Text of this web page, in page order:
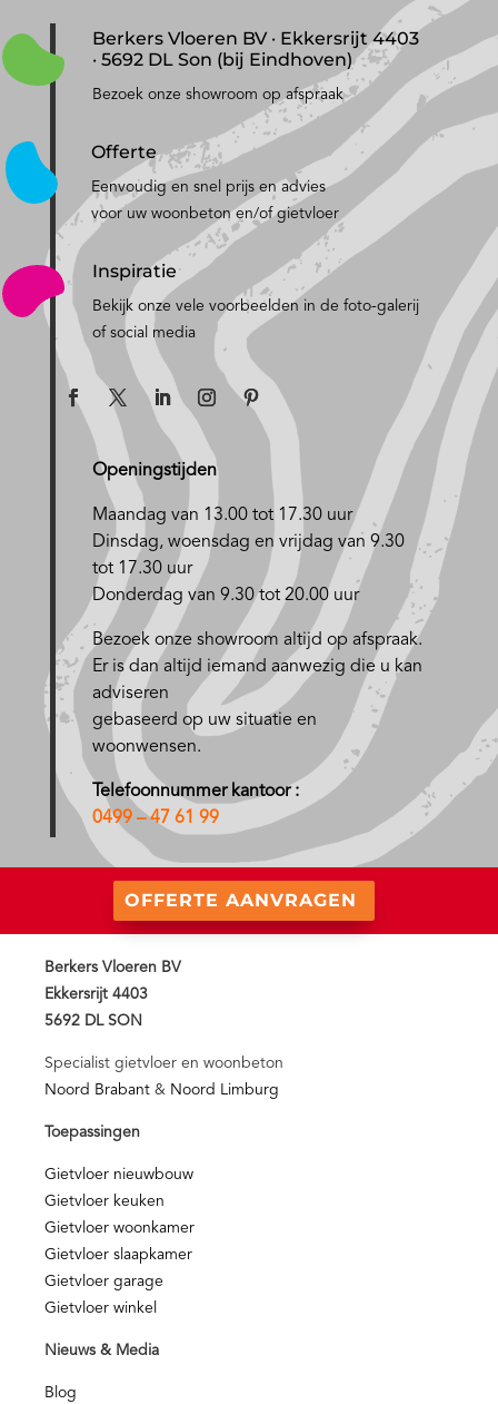
Berkers Vloeren BV · Ekkersrijt 4403
· 5692 DL Son (bij Eindhoven)
Bezoek onze showroom op afspraak
Offerte
Eenvoudig en snel prijs en advies
voor uw woonbeton en/of gietvloer
Inspiratie
Bekijk onze vele voorbeelden in de foto-galerij
of social media
Openingstijden
Maandag van 13.00 tot 17.30 uur
Dinsdag, woensdag en vrijdag van 9.30
tot 17.30 uur
Donderdag van 9.30 tot 20.00 uur
Bezoek onze showroom altijd op afspraak.
Er is dan altijd iemand aanwezig die u kan
adviseren
gebaseerd op uw situatie en
woonwensen.
Telefoonnummer kantoor :
0499 – 47 61 99
OFFERTE AANVRAGEN
Berkers Vloeren BV
Ekkersrijt 4403
5692 DL SON
Specialist gietvloer en woonbeton
Noord Brabant & Noord Limburg
Toepassingen
Gietvloer nieuwbouw
Gietvloer keuken
Gietvloer woonkamer
Gietvloer slaapkamer
Gietvloer garage
Gietvloer winkel
Nieuws & Media
Blog